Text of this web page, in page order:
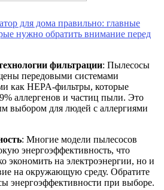
для дома правильно: главные
нужно обратить внимание перед
фильтрации: Пылесосы
передовыми системами
как HEPA-фильтры, которые
аллергенов и частиц пыли. Это
выбором для людей с аллергиями
: Многие модели пылесосов
энергоэффективность, что
экономить на электроэнергии, но и
на окружающую среду. Обратите
энергоэффективности при выборе.